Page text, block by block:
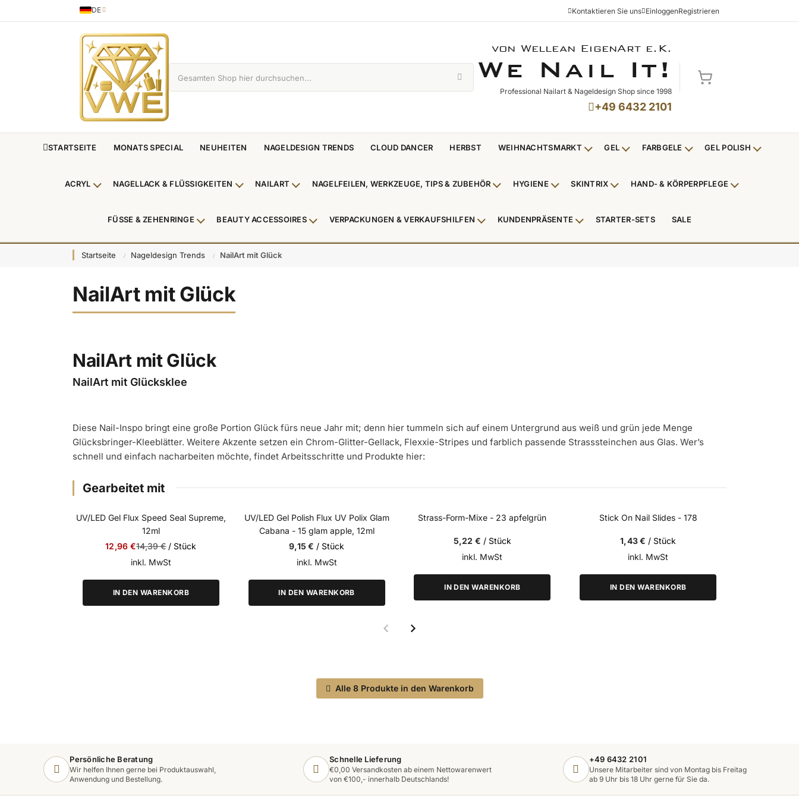
Sprache
DE
German Kontaktieren Sie uns EinloggenRegistrieren
von Wellean EigenArt e.K.
WE NAIL IT!
W E N AIL I T !
Professional Nailart & Nageldesign Shop since 1998
+49 6432 2101
Mein Warenkorb
STARTSEITE MONATS SPECIAL NEUHEITEN NAGELDESIGN TRENDS CLOUD DANCER HERBST WEIHNACHTSMARKT Untermenü Weihnachtsmarkt anzeigen
GEL Untermenü Gel anzeigen
FARBGELE Untermenü Farbgele
GEL POLISH
ACRYL Untermenü Acryl anzeigen
NAGELLACK & FLÜSSIGKEITEN Untermenü Nagellack & Flüssigkeiten anzeigen
NAILART Untermenü NailArt anzeigen
NAGELFEILEN, WERKZEUGE, TIPS & ZUBEHÖR Untermenü Nagelfeilen, Werkzeuge, Tips & Zubehör anzeigen
HYGIENE Untermenü Hygiene anzeigen
SKINTRIX Untermenü Skintrix anzeigen
HAND- & KÖRPERPFLEGE Untermenü
FÜSSE & ZEHENRINGE Untermenü Füße & Zehenringe anzeigen
BEAUTY ACCESSOIRES Untermenü Beauty Accessoires anzeigen
VERPACKUNGEN & VERKAUFSHILFEN Untermenü Verpackungen & Verkaufshilfen anzeigen
KUNDENPRÄSENTE Untermenü Kundenpräsente anzeigen
STARTER-SETS SALE
Startseite Nageldesign Trends NailArt mit Glück
NailArt mit Glück
NailArt mit Glück
NailArt mit Glücksklee
Diese Nail-Inspo bringt eine große Portion Glück fürs neue Jahr mit; denn hier tummeln sich auf einem Untergrund aus weiß und grün jede Menge
Glücksbringer-Kleeblätter. Weitere Akzente setzen ein Chrom-Glitter-Gellack, Flexxie-Stripes und farblich passende Strasssteinchen aus Glas. Wer’s
schnell und einfach nacharbeiten möchte, findet Arbeitsschritte und Produkte hier:
Gearbeitet mit
MONATS SPECIAL
UV/LED
UV/LED Gel Flux Speed Seal Supreme,
12ml
Special Price
12,96 €Regular Price
14,39 €/ Stück
inkl. MwSt
IN DEN WARENKORB
UV/LED
UV/LED Gel Polish Flux UV Polix Glam
Cabana - 15 glam apple, 12ml
9,15 € / Stück
inkl. MwSt
IN DEN WARENKORB
Strass-Form-Mixe - 23 apfelgrün
5,22 € / Stück
inkl. MwSt
IN DEN WARENKORB
Stick On Nail Slides - 178
1,43 € / Stück
inkl. MwSt
IN DEN WARENKORB
Alle 8 Produkte in den Warenkorb
Persönliche Beratung
Wir helfen Ihnen gerne bei Produktauswahl,
Anwendung und Bestellung.
Schnelle Lieferung
€0,00 Versandkosten ab einem Nettowarenwert
von €100,- innerhalb Deutschlands!
+49 6432 2101
Unsere Mitarbeiter sind von Montag bis Freitag
ab 9 Uhr bis 18 Uhr gerne für Sie da.